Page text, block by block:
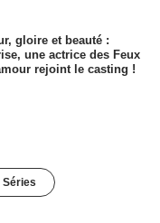
gloire et beauté :
une actrice des Feux
rejoint le casting !
Séries